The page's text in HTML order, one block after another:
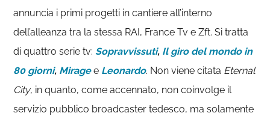
annuncia i primi progetti in cantiere all’interno
dell’alleanza tra la stessa RAI, France Tv e Zft. Si tratta
di quattro serie tv: Sopravvissuti, Il giro del mondo in
80 giorni, Miragee Leonardo. Non viene citata Eternal
City, in quanto, come accennato, non coinvolge il
servizio pubblico broadcaster tedesco, ma solamente